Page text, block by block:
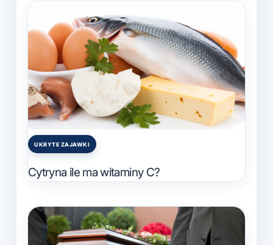
Posted
UKRYTE ZAJAWKI
Cytryna ile ma witaminy C?